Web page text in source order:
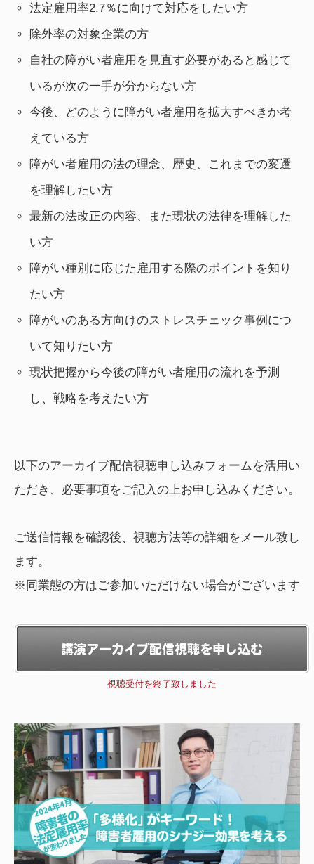
法定雇用率2.7％に向けて対応をしたい方
除外率の対象企業の方
自社の障がい者雇用を見直す必要があると感じて
いるが次の一手が分からない方
今後、どのように障がい者雇用を拡大すべきか考
えている方
障がい者雇用の法の理念、歴史、これまでの変遷
を理解したい方
最新の法改正の内容、また現状の法律を理解した
い方
障がい種別に応じた雇用する際のポイントを知り
たい方
障がいのある方向けのストレスチェック事例につ
いて知りたい方
現状把握から今後の障がい者雇用の流れを予測
し、戦略を考えたい方
以下のアーカイブ配信視聴申し込みフォームを活用い
ただき、必要事項をご記入の上お申し込みください。
ご送信情報を確認後、視聴方法等の詳細をメール致し
ます。
※同業態の方はご参加いただけない場合がございます
視聴受付を終了致しました